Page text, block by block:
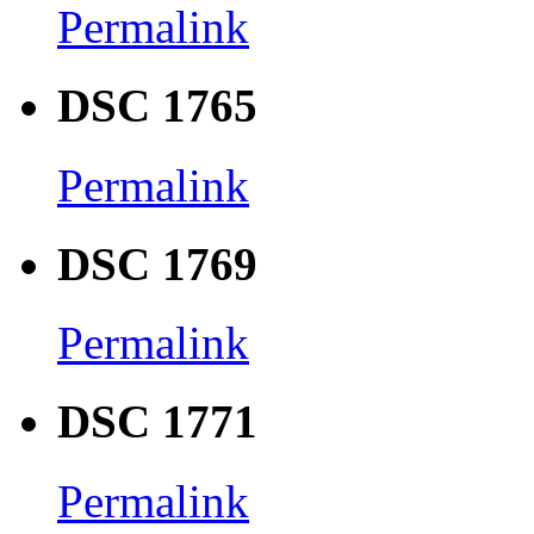
Permalink
DSC 1765
Permalink
DSC 1769
Permalink
DSC 1771
Permalink